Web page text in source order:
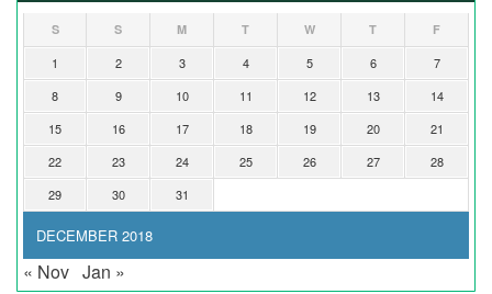
DECEMBER 2018
S S M T W T F
1 2 3 4 5 6
7
8
9 10 11 12 13
14
15
16 17 18 19 20
21
22
23 24 25 26 27
28
29
30 31
« Nov Jan »